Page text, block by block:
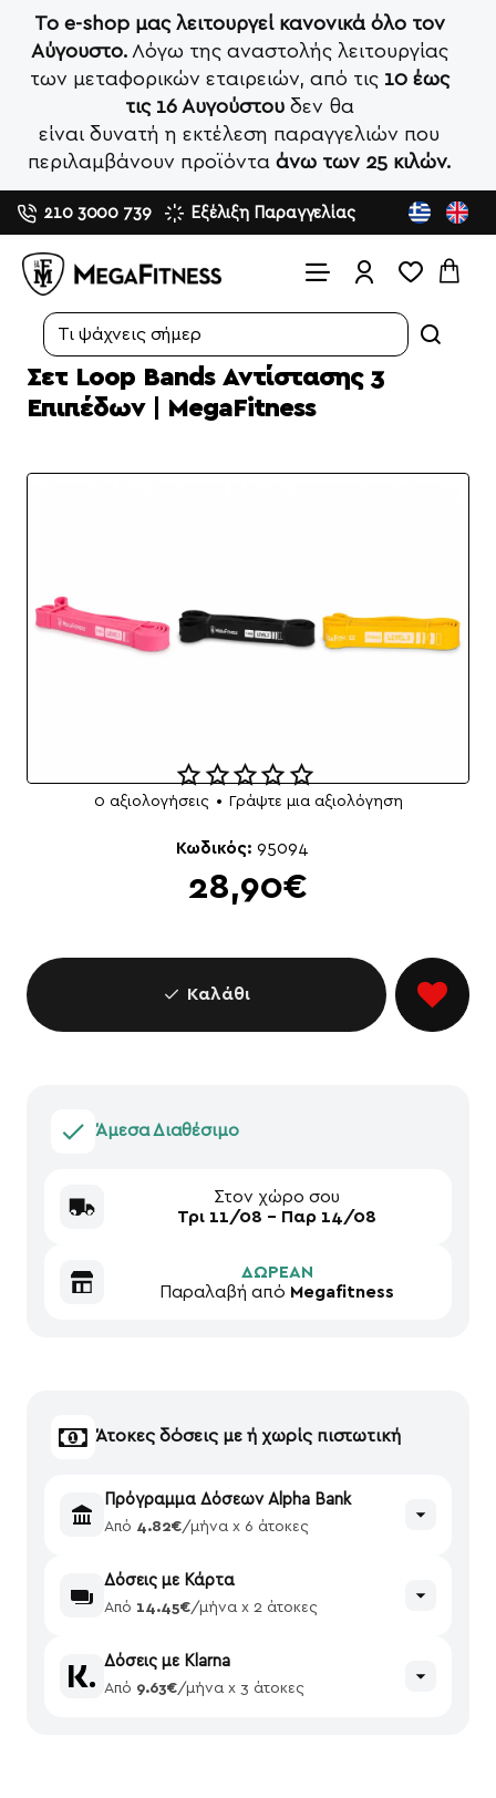
Το e-shop μας λειτουργεί κανονικά όλο τον
Αύγουστο.Λόγω της αναστολής λειτουργίας
των μεταφορικών εταιρειών, από τις 10 έως
τις 16 Αυγούστουδεν θα
είναι δυνατή η εκτέλεση παραγγελιών που
περιλαμβάνουν προϊόντα άνω των 25 κιλών.
210 3000 739 Εξέλιξη Παραγγελίας
Search...
Σετ Loop Bands Αντίστασης 3
Επιπέδων | MegaFitness
0 αξιολογήσεις • Γράψτε μια αξιολόγηση
28,90€
Κωδικός: 95094
Καλάθι
Άμεσα Διαθέσιμο
Στον χώρο σου
Τρι 11/08 - Παρ 14/08
ΔΩΡΕΑΝ
Παραλαβή από Megafitness
Άτοκες δόσεις με ή χωρίς πιστωτική
Πρόγραμμα Δόσεων Alpha Bank
Από 4.82€/μήνα x 6 άτοκες
Δόσεις με Κάρτα
Από 14.45€/μήνα x 2 άτοκες
Δόσεις με Klarna
Από 9.63€/μήνα x 3 άτοκες